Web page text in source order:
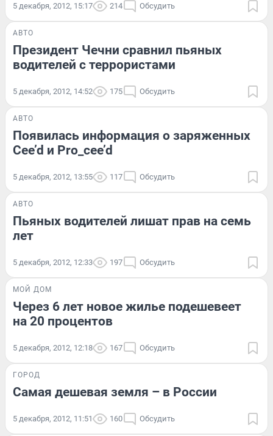
5 декабря, 2012, 15:17 214 Обсудить
АВТО
Президент Чечни сравнил пьяных
водителей с террористами
5 декабря, 2012, 14:52 175 Обсудить
АВТО
Появилась информация о заряженных
Cee’d и Pro_cee’d
5 декабря, 2012, 13:55 117 Обсудить
АВТО
Пьяных водителей лишат прав на семь
лет
5 декабря, 2012, 12:33 197 Обсудить
МОЙ ДОМ
Через 6 лет новое жилье подешевеет
на 20 процентов
5 декабря, 2012, 12:18 167 Обсудить
ГОРОД
Самая дешевая земля – в России
5 декабря, 2012, 11:51 160 Обсудить